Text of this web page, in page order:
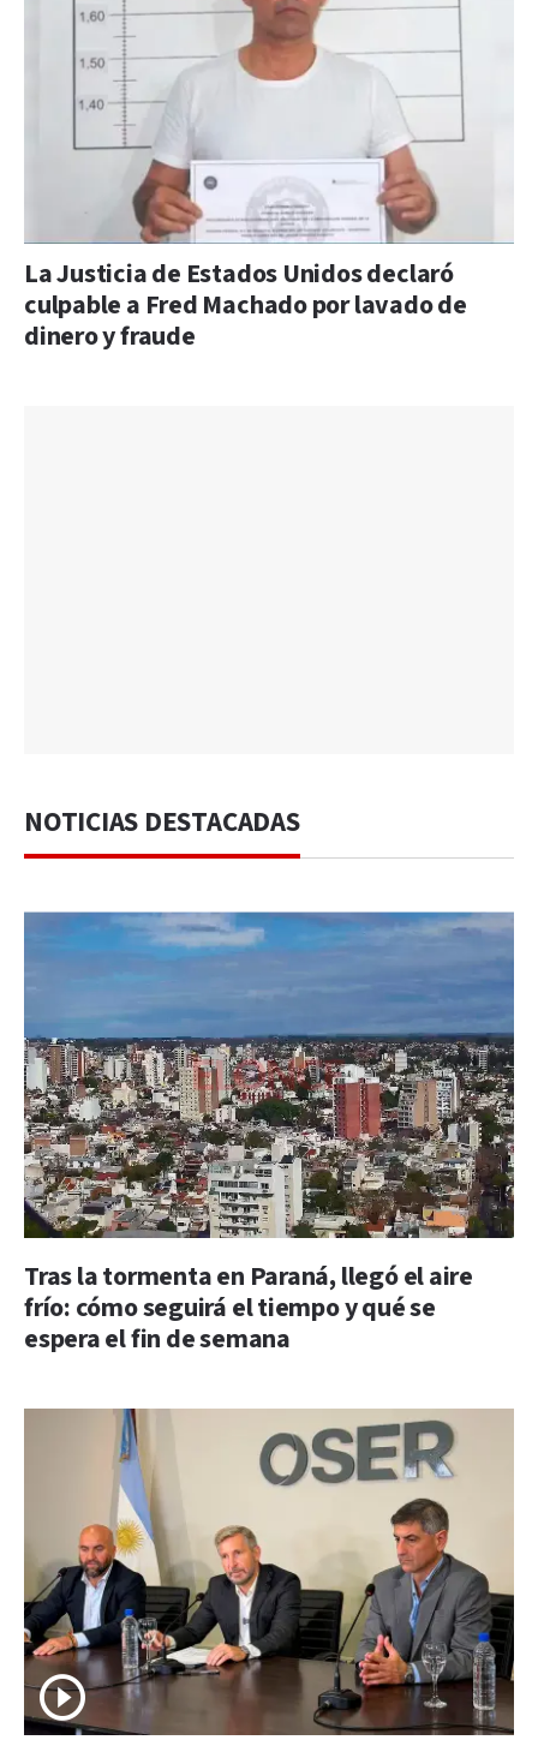
La Justicia de Estados Unidos declaró
culpable a Fred Machado por lavado de
dinero y fraude
NOTICIAS DESTACADAS
Tras la tormenta en Paraná, llegó el aire
frío: cómo seguirá el tiempo y qué se
espera el fin de semana